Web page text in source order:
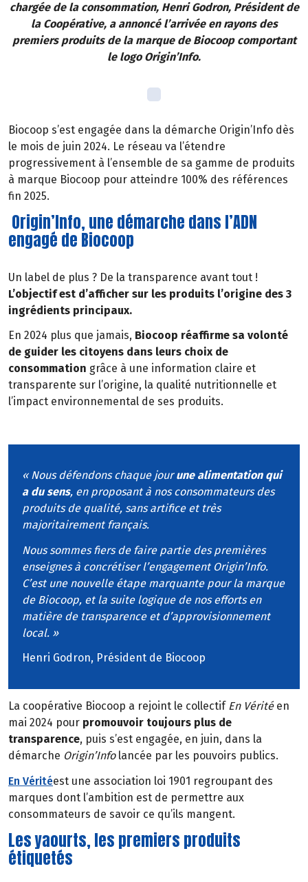
chargée de la consommation, Henri Godron, Président de
la Coopérative, a annoncé l’arrivée en rayons des
premiers produits de la marque de Biocoop comportant
le logo Origin’Info.
Biocoop s’est engagée dans la démarche Origin’Info dès
le mois de juin 2024. Le réseau va l’étendre
progressivement à l’ensemble de sa gamme de produits
à marque Biocoop pour atteindre 100% des références
fin 2025.
Origin’Info, une démarche dans l’ADN
engagé de Biocoop
Un label de plus ? De la transparence avant tout !
L’objectif est d’afficher sur les produits l’origine des 3
ingrédients principaux.
En 2024 plus que jamais, Biocoop réaffirme sa volonté
de guider les citoyens dans leurs choix de
consommation grâce à une information claire et
transparente sur l’origine, la qualité nutritionnelle et
l’impact environnemental de ses produits.
« Nous défendons chaque jourune alimentation qui
a du sens, en proposant à nos consommateurs des
produits de qualité, sans artifice et très
majoritairement français.
Nous sommes fiers de faire partie des premières
enseignes à concrétiser l’engagement Origin’Info.
C’est une nouvelle étape marquante pour la marque
de Biocoop, et la suite logique de nos efforts en
matière de transparence et d’approvisionnement
local. »
Henri Godron, Président de Biocoop
La coopérative Biocoop a rejoint le collectif En Véritéen
mai 2024 pour promouvoir toujours plus de
transparence, puis s’est engagée, en juin, dans la
démarche Origin’Infolancée par les pouvoirs publics.
En Véritéest une association loi 1901 regroupant des
marques dont l’ambition est de permettre aux
consommateurs de savoir ce qu’ils mangent.
Les yaourts, les premiers produits
étiquetés